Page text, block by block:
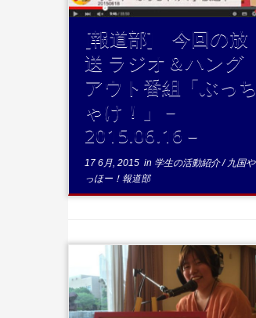
[報道部] 今回の放
送 ラジオ＆ハング
アウト番組「ぶっち
ゃけ！」－
2015.06.16－
17 6月, 2015 in 学生の活動紹介/九国や
っほー！報道部